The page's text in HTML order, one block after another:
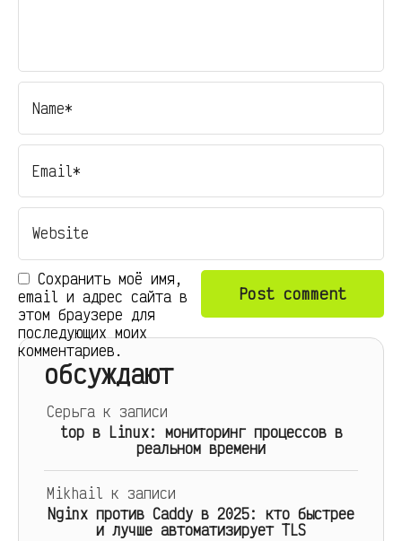
Сохранить моё имя,
email и адрес сайта в
этом браузере для
последующих моих
комментариев.
обсуждают
Серьгак записи
top в Linux: мониторинг процессов в
реальном времени
Mikhail к записи
Nginx против Caddy в 2025: кто быстрее
и лучше автоматизирует TLS